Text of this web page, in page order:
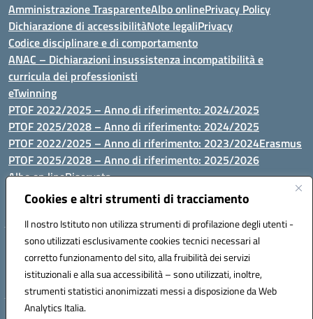
Cookies e altri strumenti di tracciamento
Il nostro Istituto non utilizza strumenti di profilazione degli utenti -
sono utilizzati esclusivamente cookies tecnici necessari al
corretto funzionamento del sito, alla fruibilità dei servizi
istituzionali e alla sua accessibilità – sono utilizzati, inoltre,
strumenti statistici anonimizzati messi a disposizione da Web
Analytics Italia.
Amministrazione TrasparenteAlbo onlinePrivacy Policy
Dichiarazione di accessibilitàNote legaliPrivacy
Codice disciplinare e di comportamento
ANAC – Dichiarazioni insussistenza incompatibilità e
curricula dei professionisti
eTwinning
PTOF 2022/2025 – Anno di riferimento: 2024/2025
PTOF 2025/2028 – Anno di riferimento: 2024/2025
PTOF 2022/2025 – Anno di riferimento: 2023/2024Erasmus
PTOF 2025/2028 – Anno di riferimento: 2025/2026
Albo on lineRiservata
P.N. Dotazione di attrezzature per le palestre
Via Luna e Sole, 44 07100, Sassari - Tel 079293287 - Fax 0793764116
- Mail: ssvc010009@istruzione.it - PEC: ssvc010009@pec.istruzione.it
- C.F. / P.IVA Convitto 80000150906 - C.F. Scuole 92073300904